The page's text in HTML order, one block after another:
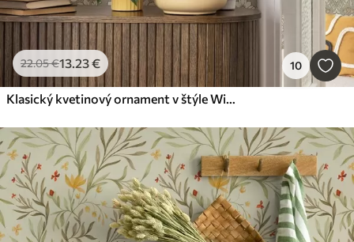
22.05€13.23€ 10
Klasický kvetinový ornament v štýle Williama Morrisa